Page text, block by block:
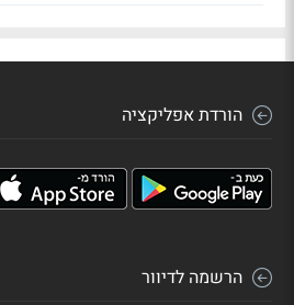
הורדת אפליקציה
הרשמה לדיוור